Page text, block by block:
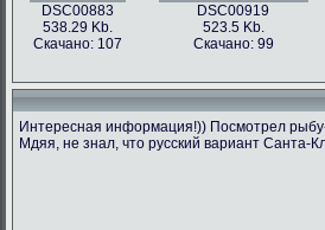
DSC00883
538.29 Kb.
Скачано: 107
DSC00919
523.5 Kb.
Скачано: 99
Интересная информация!)) Посмотрел
Мдяя, не знал, что русский вариант Санта-